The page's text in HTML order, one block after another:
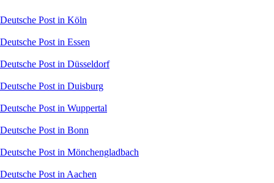
Deutsche Post in Köln
Deutsche Post in Essen
Deutsche Post in Düsseldorf
Deutsche Post in Duisburg
Deutsche Post in Wuppertal
Deutsche Post in Bonn
Deutsche Post in Mönchengladbach
Deutsche Post in Aachen